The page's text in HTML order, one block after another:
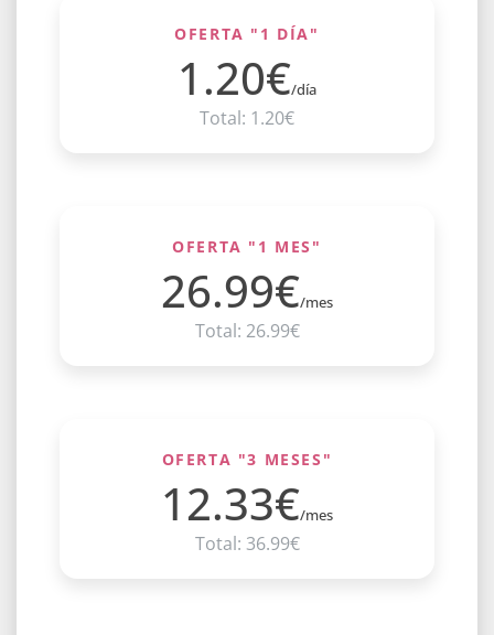
OFERTA "1 DÍA"
1.20€/día
Total: 1.20€
OFERTA "1 MES"
26.99€/mes
Total: 26.99€
OFERTA "3 MESES"
12.33€/mes
Total: 36.99€